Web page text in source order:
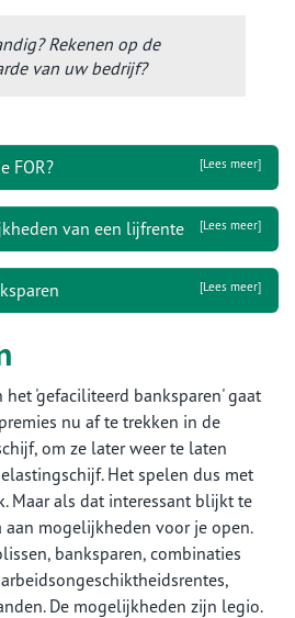
Rekenen op de
van uw bedrijf?
FOR? [Lees meer]
van een lijfrente [Lees meer]
[Lees meer]
'gefaciliteerd banksparen' gaat
nu af te trekken in de
om ze later weer te laten
Het spelen dus met
Maar als dat interessant blijkt te
aan mogelijkheden voor je open.
banksparen, combinaties
De mogelijkheden zijn legio.